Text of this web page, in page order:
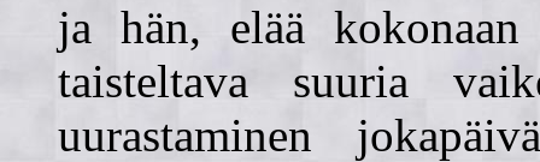
ja hän, elää kokonaan
taisteltava suuria
uurastaminen